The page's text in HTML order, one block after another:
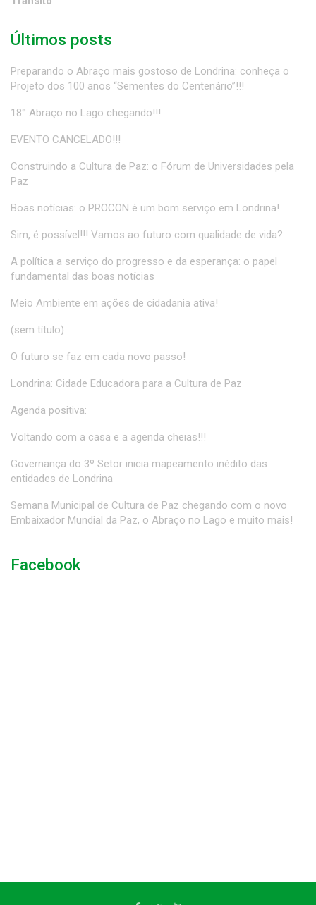
Últimos posts
Preparando o Abraço mais gostoso de Londrina: conheça o
Projeto dos 100 anos “Sementes do Centenário”!!!
18° Abraço no Lago chegando!!!
EVENTO CANCELADO!!!
Construindo a Cultura de Paz: o Fórum de Universidades pela
Paz
Boas notícias: o PROCON é um bom serviço em Londrina!
Sim, é possível!!! Vamos ao futuro com qualidade de vida?
A política a serviço do progresso e da esperança: o papel
fundamental das boas notícias
Meio Ambiente em ações de cidadania ativa!
(sem título)
O futuro se faz em cada novo passo!
Londrina: Cidade Educadora para a Cultura de Paz
Agenda positiva:
Voltando com a casa e a agenda cheias!!!
Governança do 3º Setor inicia mapeamento inédito das
entidades de Londrina
Semana Municipal de Cultura de Paz chegando com o novo
Embaixador Mundial da Paz, o Abraço no Lago e muito mais!
Facebook